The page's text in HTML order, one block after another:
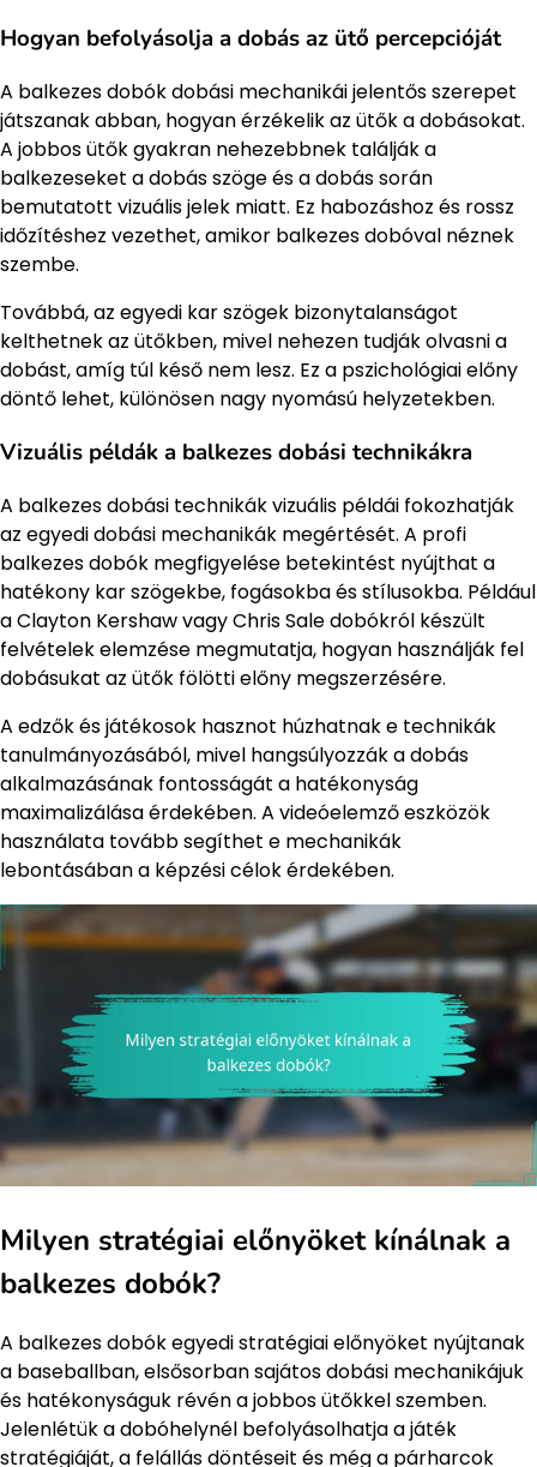
Hogyan befolyásolja a dobás az ütő percepcióját
A balkezes dobók dobási mechanikái jelentős szerepet
játszanak abban, hogyan érzékelik az ütők a dobásokat.
A jobbos ütők gyakran nehezebbnek találják a
balkezeseket a dobás szöge és a dobás során
bemutatott vizuális jelek miatt. Ez habozáshoz és rossz
időzítéshez vezethet, amikor balkezes dobóval néznek
szembe.
Továbbá, az egyedi kar szögek bizonytalanságot
kelthetnek az ütőkben, mivel nehezen tudják olvasni a
dobást, amíg túl késő nem lesz. Ez a pszichológiai előny
döntő lehet, különösen nagy nyomású helyzetekben.
Vizuális példák a balkezes dobási technikákra
A balkezes dobási technikák vizuális példái fokozhatják
az egyedi dobási mechanikák megértését. A profi
balkezes dobók megfigyelése betekintést nyújthat a
hatékony kar szögekbe, fogásokba és stílusokba. Például
a Clayton Kershaw vagy Chris Sale dobókról készült
felvételek elemzése megmutatja, hogyan használják fel
dobásukat az ütők fölötti előny megszerzésére.
A edzők és játékosok hasznot húzhatnak e technikák
tanulmányozásából, mivel hangsúlyozzák a dobás
alkalmazásának fontosságát a hatékonyság
maximalizálása érdekében. A videóelemző eszközök
használata tovább segíthet e mechanikák
lebontásában a képzési célok érdekében.
Milyen stratégiai előnyöket kínálnak a
balkezes dobók?
A balkezes dobók egyedi stratégiai előnyöket nyújtanak
a baseballban, elsősorban sajátos dobási mechanikájuk
és hatékonyságuk révén a jobbos ütőkkel szemben.
Jelenlétük a dobóhelynél befolyásolhatja a játék
stratégiáját, a felállás döntéseit és még a párharcok